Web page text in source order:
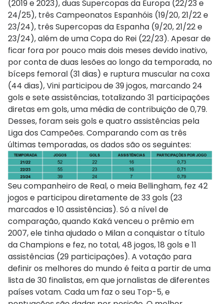
(2019 e 2023), duas Supercopas da Europa (22/23 e
24/25), três Campeonatos Espanhóis (19/20, 21/22 e
23/24), três Supercopas da Espanha (9/20, 21/22 e
23/24), além de uma Copa do Rei (22/23). Apesar de
ficar fora por pouco mais dois meses devido inativo,
por conta de duas lesões ao longo da temporada, no
bíceps femoral (31 dias) e ruptura muscular na coxa
(44 dias), Vini participou de 39 jogos, marcando 24
gols e sete assistências, totalizando 31 participações
diretas em gols, uma média de contribuição de 0,79.
Desses, foram seis gols e quatro assistências pela
Liga dos Campeões. Comparando com as três
últimas temporadas, os dados são os seguintes:
Seu companheiro de Real, o meia Bellingham, fez 42
jogos e participou diretamente de 33 gols (23
marcados e 10 assistências). Só a nível de
comparação, quando Kaká venceu o prêmio em
2007, ele tinha ajudado o Milan a conquistar o título
da Champions e fez, no total, 48 jogos, 18 gols e 11
assistências (29 participações). A votação para
definir os melhores do mundo é feita a partir de uma
lista de 30 finalistas, em que jornalistas de diferentes
países votam. Cada um faz o seu Top-5, e